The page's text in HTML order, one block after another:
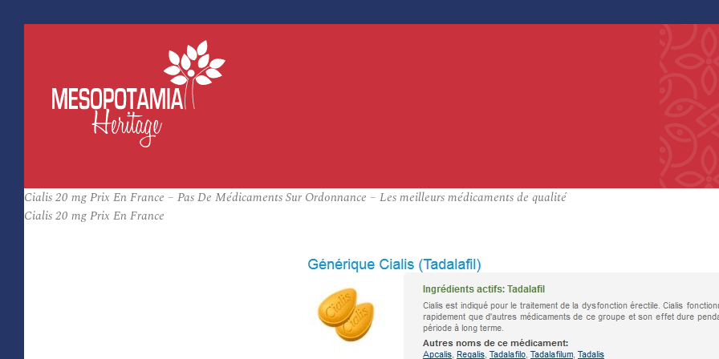
Cialis 20 mg Prix En France – Pas De Médicaments Sur Ordonnance – Les meilleurs médicaments de qualité
Cialis 20 mg Prix En France